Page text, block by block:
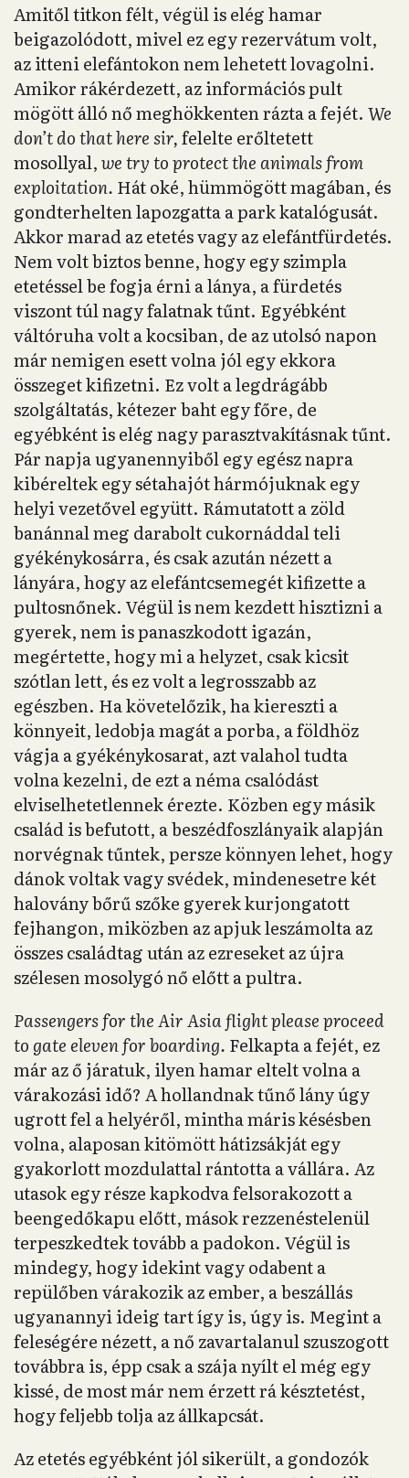
Amitől titkon félt, végül is elég hamar
beigazolódott, mivel ez egy rezervátum volt,
az itteni elefántokon nem lehetett lovagolni.
Amikor rákérdezett, az információs pult
mögött álló nő meghökkenten rázta a fejét. We
don’t do that here sir,felelte erőltetett
mosollyal,we try to protect the animals from
exploitation. Hát oké, hümmögött magában, és
gondterhelten lapozgatta a park katalógusát.
Akkor marad az etetés vagy az elefántfürdetés.
Nem volt biztos benne, hogy egy szimpla
etetéssel be fogja érni a lánya, a fürdetés
viszont túl nagy falatnak tűnt. Egyébként
váltóruha volt a kocsiban, de az utolsó napon
már nemigen esett volna jól egy ekkora
összeget kifizetni. Ez volt a legdrágább
szolgáltatás, kétezer baht egy főre, de
egyébként is elég nagy parasztvakításnak tűnt.
Pár napja ugyanennyiből egy egész napra
kibéreltek egy sétahajót hármójuknak egy
helyi vezetővel együtt. Rámutatott a zöld
banánnal meg darabolt cukornáddal teli
gyékénykosárra, és csak azután nézett a
lányára, hogy az elefántcsemegét kifizette a
pultosnőnek. Végül is nem kezdett hisztizni a
gyerek, nem is panaszkodott igazán,
megértette, hogy mi a helyzet, csak kicsit
szótlan lett, és ez volt a legrosszabb az
egészben. Ha követelőzik, ha kiereszti a
könnyeit, ledobja magát a porba, a földhöz
vágja a gyékénykosarat, azt valahol tudta
volna kezelni, de ezt a néma csalódást
elviselhetetlennek érezte. Közben egy másik
család is befutott, a beszédfoszlányaik alapján
norvégnak tűntek, persze könnyen lehet, hogy
dánok voltak vagy svédek, mindenesetre két
halovány bőrű szőke gyerek kurjongatott
fejhangon, miközben az apjuk leszámolta az
összes családtag után az ezreseket az újra
szélesen mosolygó nő előtt a pultra.
Passengers for the Air Asia flight please proceed
to gate eleven for boarding. Felkapta a fejét, ez
már az ő járatuk, ilyen hamar eltelt volna a
várakozási idő? A hollandnak tűnő lány úgy
ugrott fel a helyéről, mintha máris késésben
volna, alaposan kitömött hátizsákját egy
gyakorlott mozdulattal rántotta a vállára. Az
utasok egy része kapkodva felsorakozott a
beengedőkapu előtt, mások rezzenéstelenül
terpeszkedtek tovább a padokon. Végül is
mindegy, hogy idekint vagy odabent a
repülőben várakozik az ember, a beszállás
ugyanannyi ideig tart így is, úgy is. Megint a
feleségére nézett, a nő zavartalanul szuszogott
továbbra is, épp csak a szája nyílt el még egy
kissé, de most már nem érzett rá késztetést,
hogy feljebb tolja az állkapcsát.
Az etetés egyébként jól sikerült, a gondozók